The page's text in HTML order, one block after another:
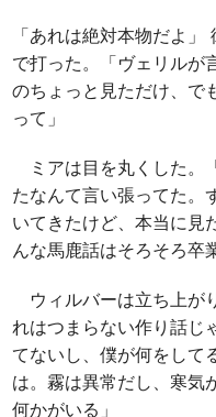
「あれは絶対本物だよ
で打った。「ヴェリル
のちょっと見ただけ、で
って」
ミアは目を丸くした。
たなんて言い張ってた。
いてきたけど、本当に見
んな馬鹿話はそろそろ卒
ウィルバーは立ち上が
れはつまらない作り話じ
てないし、僕が何をして
は。霧は異常だし、寒気
何かがいる」